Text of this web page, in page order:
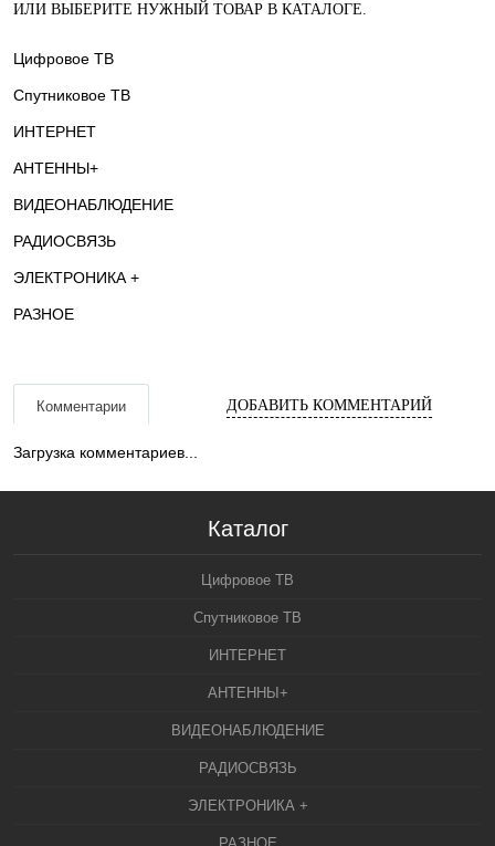
ИЛИ ВЫБЕРИТЕ НУЖНЫЙ ТОВАР В КАТАЛОГЕ.
Цифровое ТВ
Спутниковое ТВ
ИНТЕРНЕТ
АНТЕННЫ+
ВИДЕОНАБЛЮДЕНИЕ
РАДИОСВЯЗЬ
ЭЛЕКТРОНИКА +
РАЗНОЕ
Комментарии ДОБАВИТЬ КОММЕНТАРИЙ
Загрузка комментариев...
Каталог
Цифровое ТВ
Спутниковое ТВ
ИНТЕРНЕТ
АНТЕННЫ+
ВИДЕОНАБЛЮДЕНИЕ
РАДИОСВЯЗЬ
ЭЛЕКТРОНИКА +